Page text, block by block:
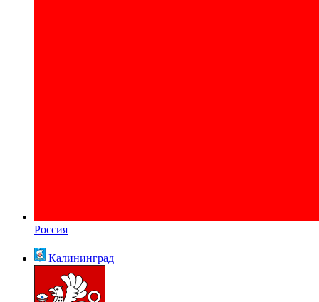
Россия
Калининград